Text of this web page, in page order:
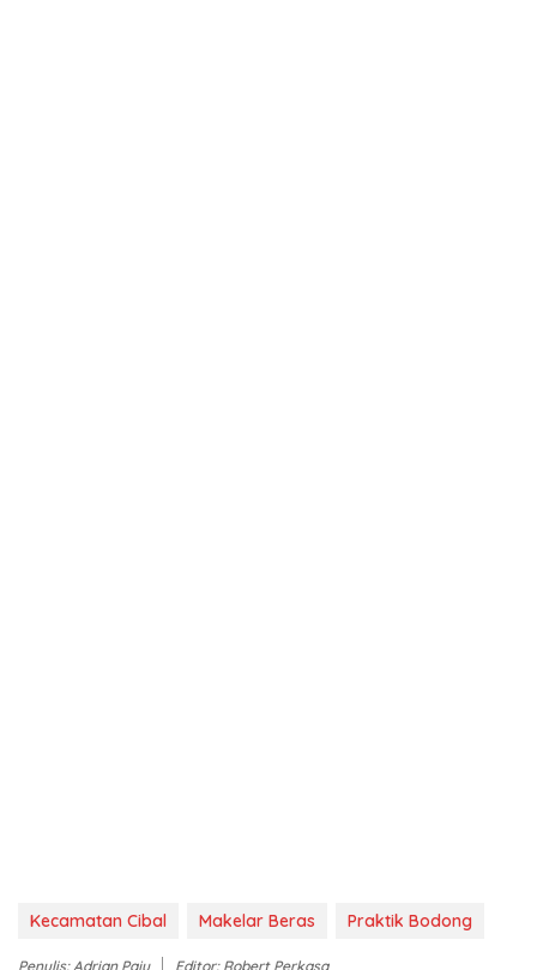
Kecamatan Cibal Makelar Beras Praktik Bodong
Penulis: Adrian Paju Editor: Robert Perkasa